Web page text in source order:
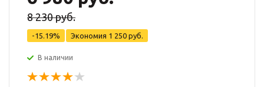
8 230 руб.
-15.19% Экономия 1 250 руб.
В наличии